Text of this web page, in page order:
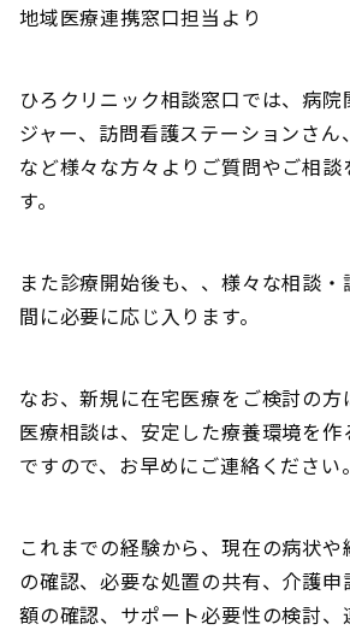
地域医療連携窓口担当より
ひろクリニック相談窓口では、病
ジャー、訪問看護ステーションさん
など様々な方々よりご質問やご相談
す。
また診療開始後も、、様々な相談
間に必要に応じ入ります。
なお、新規に在宅医療をご検討の方
医療相談は、安定した療養環境を作
ですので、お早めにご連絡ください。
これまでの経験から、現在の病状
の確認、必要な処置の共有、介護申
額の確認、サポート必要性の検討